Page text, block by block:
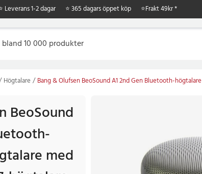
Leverans 1-2 dagar ⭐ 365 dagars öppet köp ⭐Frakt 49kr *
Högtalare Bang & Olufsen BeoSound A1 2nd Gen Bluetooth-
BeoSound
med